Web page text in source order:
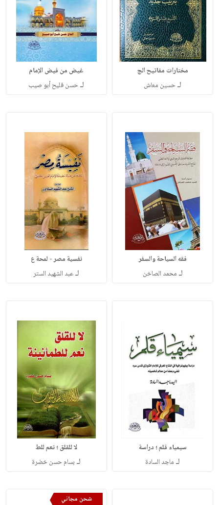
مختارات مفاتيح الج
لـحسين معاش
غيض من فيض الإمام
لـحسن فليح أبو صيب
فقه السياحة والسفر
لـ محمد الصاخن
نفسية مصر - لمحة ع
لـعبد الشهيد الستر
سيمياء قلم ؛ دراسة
لـ ماجد السادة
لا للقلق ؛ نعم للط
لـ بسام حسن خضرة
شحن مجاني